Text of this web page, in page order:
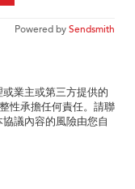
Powered bySendsmith
業主或第三方提供的
性承擔任何責任。請聯
議內容的風險由您自